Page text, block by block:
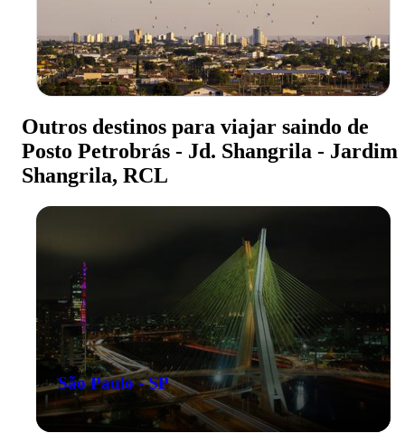
Outros destinos para viajar saindo de
Posto Petrobrás - Jd. Shangrila - Jardim
Shangrila, RCL
São Paulo - SP